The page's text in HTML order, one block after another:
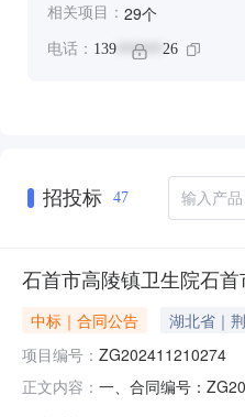
相关项目： 29个
电话： 139 ****** 26
招投标 47
石首市高陵镇卫生院石
中标｜合同公告 湖北省｜
项目编号： ZG202411210274
正文内容： 一、合同编号：